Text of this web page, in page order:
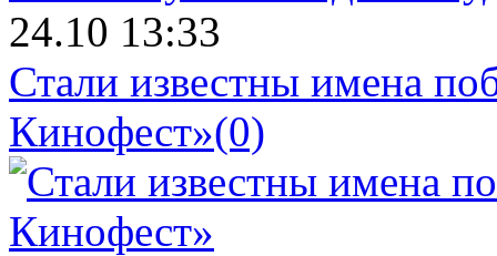
24.10 13:33
Стали известны имена
Кинофест»(0)